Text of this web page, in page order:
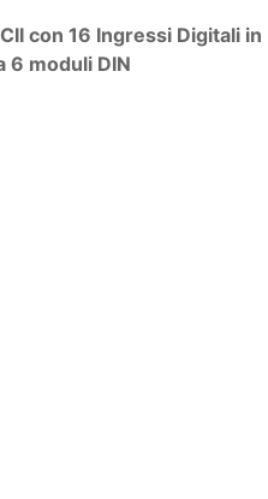
con 16 Ingressi Digitali in
6 moduli DIN